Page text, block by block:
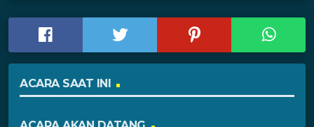
ACARA SAAT INI